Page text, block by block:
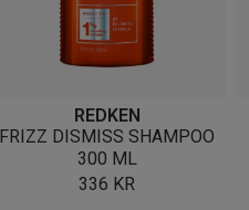
REDKEN
FRIZZ DISMISS SHAMPOO
300 ML
336 KR